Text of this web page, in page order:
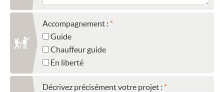
Accompagnement :
Guide
Chauffeur guide
En liberté
Décrivez précisément votre projet :